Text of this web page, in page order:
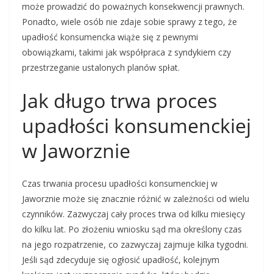
może prowadzić do poważnych konsekwencji prawnych.
Ponadto, wiele osób nie zdaje sobie sprawy z tego, że
upadłość konsumencka wiąże się z pewnymi
obowiązkami, takimi jak współpraca z syndykiem czy
przestrzeganie ustalonych planów spłat.
Jak długo trwa proces
upadłości konsumenckiej
w Jaworznie
Czas trwania procesu upadłości konsumenckiej w
Jaworznie może się znacznie różnić w zależności od wielu
czynników. Zazwyczaj cały proces trwa od kilku miesięcy
do kilku lat. Po złożeniu wniosku sąd ma określony czas
na jego rozpatrzenie, co zazwyczaj zajmuje kilka tygodni.
Jeśli sąd zdecyduje się ogłosić upadłość, kolejnym